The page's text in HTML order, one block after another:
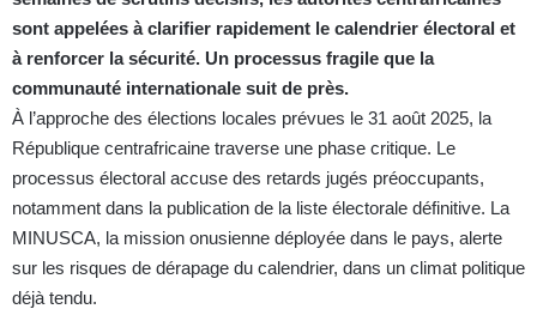
sont appelées à clarifier rapidement le calendrier électoral et
à renforcer la sécurité. Un processus fragile que la
communauté internationale suit de près.
À l’approche des élections locales prévues le 31 août 2025, la
République centrafricaine traverse une phase critique. Le
processus électoral accuse des retards jugés préoccupants,
notamment dans la publication de la liste électorale définitive. La
MINUSCA, la mission onusienne déployée dans le pays, alerte
sur les risques de dérapage du calendrier, dans un climat politique
déjà tendu.